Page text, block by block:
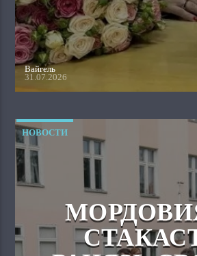
Вайгель
31.07.2026
НОВОСТИ